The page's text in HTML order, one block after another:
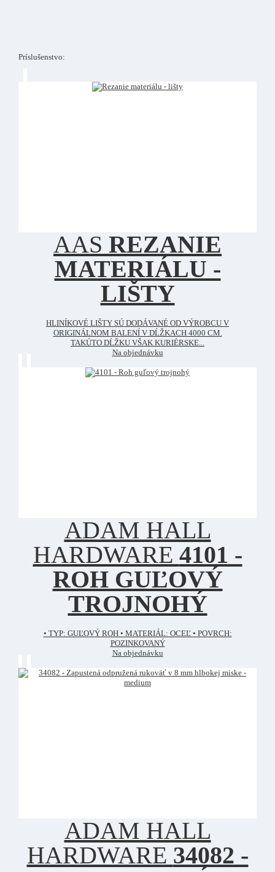
Príslušenstvo:
AAS REZANIE
MATERIÁLU -
LIŠTY
HLINÍKOVÉ LIŠTY SÚ DODÁVANÉ OD VÝROBCU V
ORIGINÁLNOM BALENÍ V DĹŽKACH 4000 CM.
TAKÚTO DĹŽKU VŠAK KURIÉRSKE...
Na objednávku
ADAM HALL
HARDWARE 4101 -
ROH GUĽOVÝ
TROJNOHÝ
• TYP: GUĽOVÝ ROH • MATERIÁL: OCEĽ • POVRCH:
POZINKOVANÝ
Na objednávku
ADAM HALL
HARDWARE 34082 -